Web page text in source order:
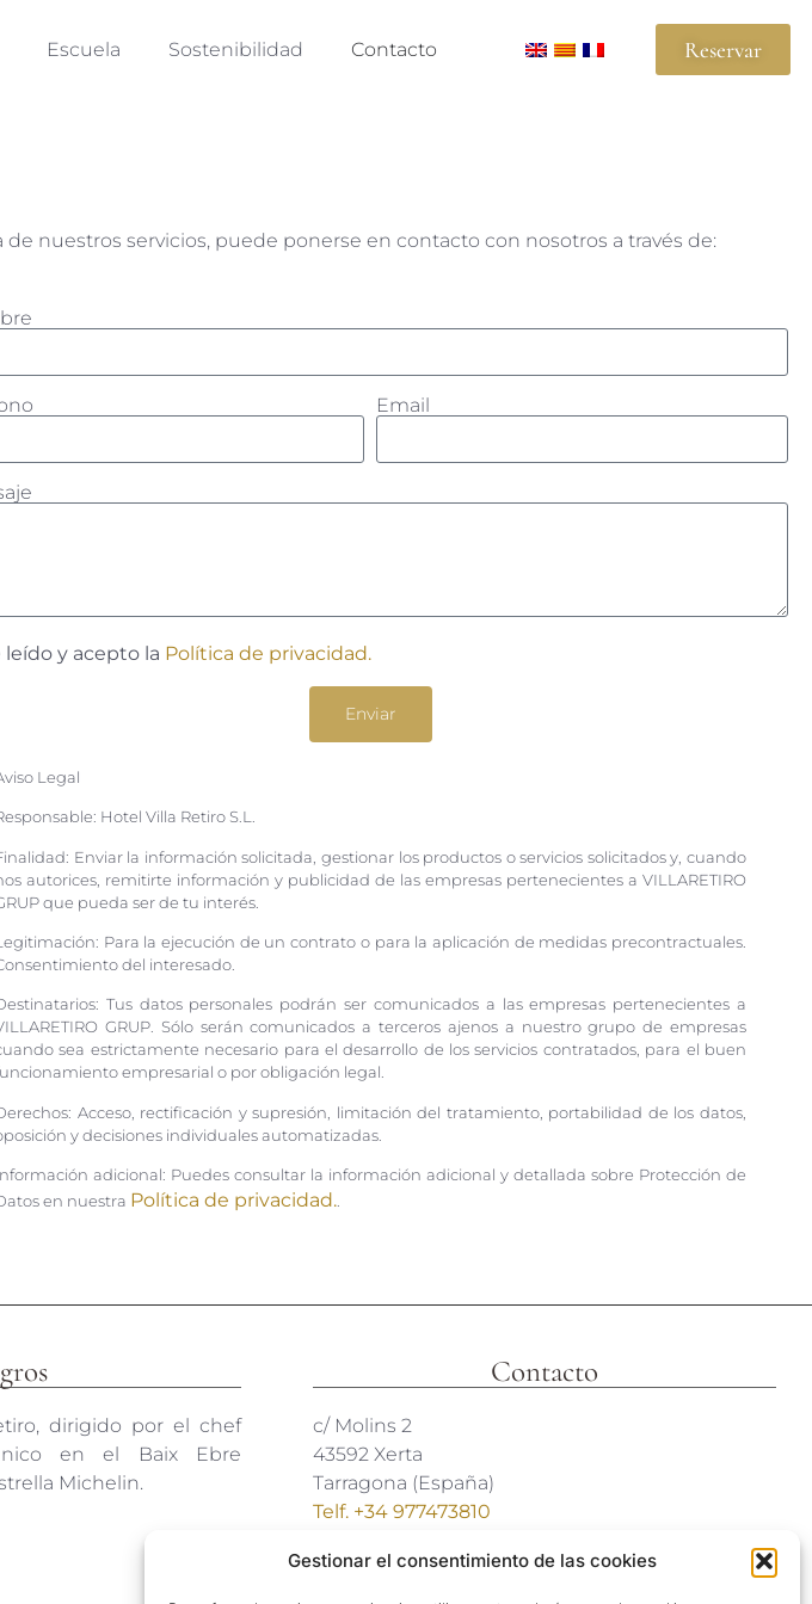
Gestionar el consentimiento de las cookies
Escuela Sostenibilidad Contacto Reservar
nuestros servicios, puede ponerse en contacto con nosotros a través de:
Email
leído y acepto la Política de privacidad.
Enviar
Legal
Hotel Villa Retiro S.L.
Enviar la información solicitada, gestionar los productos o servicios solicitados y, cuando
autorices, remitirte información y publicidad de las empresas pertenecientes a VILLARETIRO
que pueda ser de tu interés.
Para la ejecución de un contrato o para la aplicación de medidas precontractuales.
del interesado.
Tus datos personales podrán ser comunicados a las empresas pertenecientes a
GRUP. Sólo serán comunicados a terceros ajenos a nuestro grupo de empresas
sea estrictamente necesario para el desarrollo de los servicios contratados, para el buen
empresarial o por obligación legal.
Acceso, rectificación y supresión, limitación del tratamiento, portabilidad de los datos,
y decisiones individuales automatizadas.
adicional: Puedes consultar la información adicional y detallada sobre Protección de
en nuestra Política de privacidad.
dirigido por el chef
en el Baix Ebre
Michelin.
Contacto
c/ Molins 2
43592 Xerta
Tarragona (España)
Telf. +34 977473810
Coordenadas GPS: